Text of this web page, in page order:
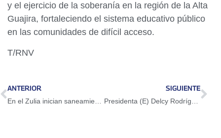
y el ejercicio de la soberanía en la región de la Alta
Guajira, fortaleciendo el sistema educativo público
en las comunidades de difícil acceso.
T/RNV
ANTERIOR SIGUIENTE